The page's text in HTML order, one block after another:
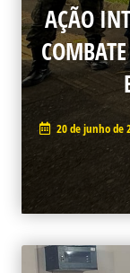
AÇÃO
20 de junho de